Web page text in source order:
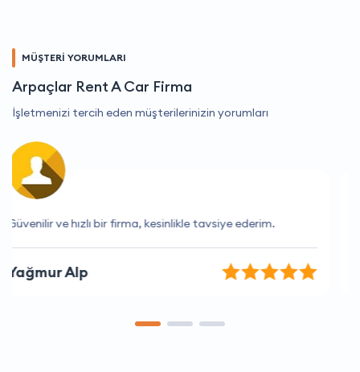
MÜŞTERİ YORUMLARI
Arpaçlar Rent A Car Firma
İşletmenizi tercih eden müşterilerinizin yorumları
Sorunlarıma hızlı çözüm buldular, çok memnun kaldım.
Nur Demirci